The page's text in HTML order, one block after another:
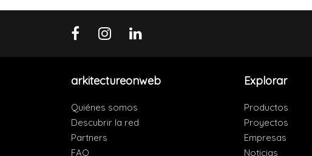
arkitectureonweb
Quiénes somos
Descubrir la red
Partners
FAQ
Explorar
Productos
Proyectos
Empresas
Noticias